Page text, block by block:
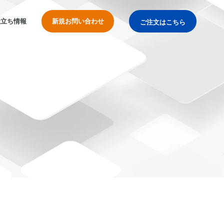
ち情報 新規お問い合わせ ご注文はこちら